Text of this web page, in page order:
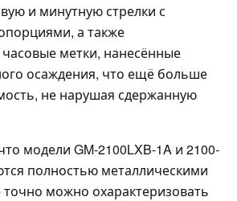
и минутную стрелки с
а также
метки, нанесённые
осаждения, что ещё больше
не нарушая сдержанную
модели GM-2100LXB-1A и 2100-
полностью металлическими
можно охарактеризовать